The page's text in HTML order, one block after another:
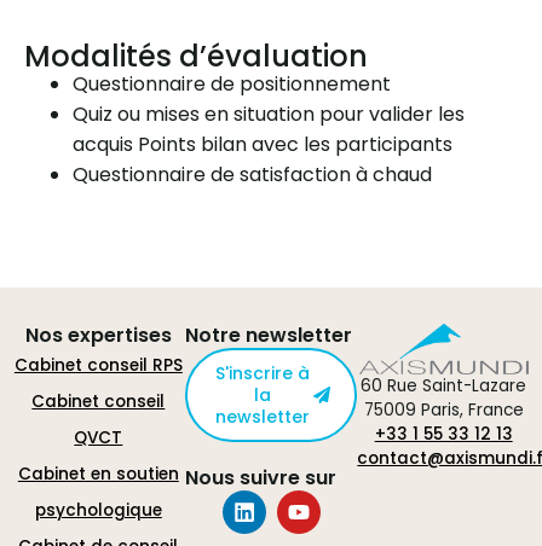
Modalités d’évaluation
Questionnaire de positionnement
Quiz ou mises en situation pour valider les
acquis Points bilan avec les participants
Questionnaire de satisfaction à chaud
60 Rue Saint-Lazare
75009 Paris, France
+33 1 55 33 12 13
Nos expertises
Cabinet conseil RPS
Cabinet conseil
QVCT
Cabinet en soutien
psychologique
Notre newsletter
S'inscrire à
la
newsletter
Nous suivre sur